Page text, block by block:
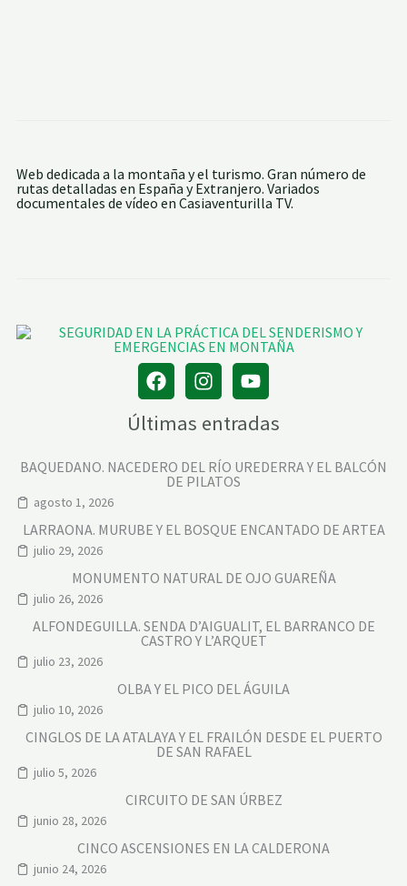
Web dedicada a la montaña y el turismo. Gran número de
rutas detalladas en España y Extranjero. Variados
documentales de vídeo en Casiaventurilla TV.
Últimas entradas
BAQUEDANO. NACEDERO DEL RÍO UREDERRA Y EL BALCÓN
DE PILATOS
agosto 1, 2026
LARRAONA. MURUBE Y EL BOSQUE ENCANTADO DE ARTEA
julio 29, 2026
MONUMENTO NATURAL DE OJO GUAREÑA
julio 26, 2026
ALFONDEGUILLA. SENDA D’AIGUALIT, EL BARRANCO DE
CASTRO Y L’ARQUET
julio 23, 2026
OLBA Y EL PICO DEL ÁGUILA
julio 10, 2026
CINGLOS DE LA ATALAYA Y EL FRAILÓN DESDE EL PUERTO
DE SAN RAFAEL
julio 5, 2026
CIRCUITO DE SAN ÚRBEZ
junio 28, 2026
CINCO ASCENSIONES EN LA CALDERONA
junio 24, 2026